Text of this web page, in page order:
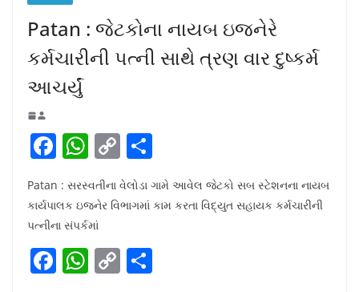
Patan : જેટકોના નાયબ ઇજનેરે
કર્મચારીની પત્ની સાથે ત્રણ વાર દુષ્કર્મ
આચર્યું
F
c
e
b
o
W
h
at
s
A
p
C
o
p
Li
n
h
ar
Patan : સરસ્વતીના વેલોડા ગામે આવેલ જેટકો સબ સ્ટેશનના નાયબ
કાર્યપાલક ઇજનેર વિભાગમાં કામ કરતા વિદ્યુત સહાયક કર્મચારીની
પત્નીના સંપર્કમાં
F W C